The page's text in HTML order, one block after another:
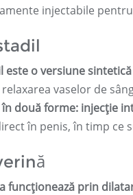
injectabile pentru
este o versiune
vaselor de
două forme: injecție
în penis, în timp ce
funcționează prin